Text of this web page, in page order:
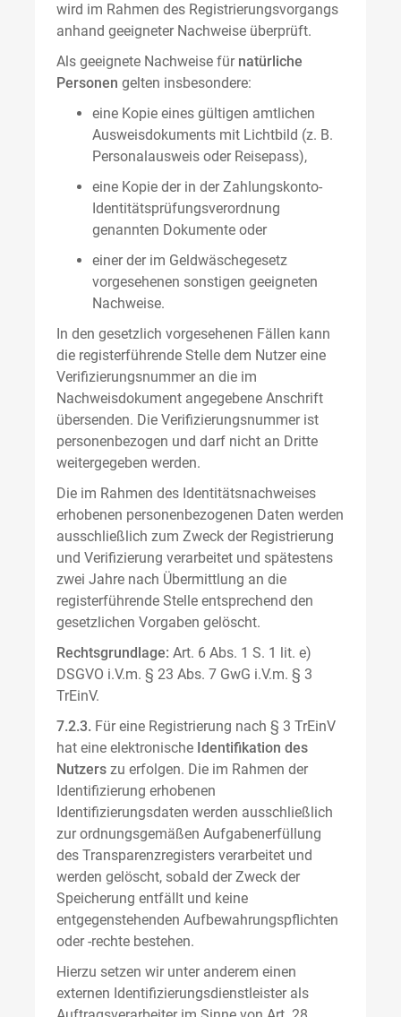
wird im Rahmen des Registrierungsvorgangs
anhand geeigneter Nachweise überprüft.
Als geeignete Nachweise für natürliche
Personen gelten insbesondere:
eine Kopie eines gültigen amtlichen
Ausweisdokuments mit Lichtbild (z. B.
Personalausweis oder Reisepass),
eine Kopie der in der Zahlungskonto-
Identitätsprüfungsverordnung
genannten Dokumente oder
einer der im Geldwäschegesetz
vorgesehenen sonstigen geeigneten
Nachweise.
In den gesetzlich vorgesehenen Fällen kann
die registerführende Stelle dem Nutzer eine
Verifizierungsnummer an die im
Nachweisdokument angegebene Anschrift
übersenden. Die Verifizierungsnummer ist
personenbezogen und darf nicht an Dritte
weitergegeben werden.
Die im Rahmen des Identitätsnachweises
erhobenen personenbezogenen Daten werden
ausschließlich zum Zweck der Registrierung
und Verifizierung verarbeitet und spätestens
zwei Jahre nach Übermittlung an die
registerführende Stelle entsprechend den
gesetzlichen Vorgaben gelöscht.
Rechtsgrundlage: Art. 6 Abs. 1 S. 1 lit. e)
DSGVO i.V.m. § 23 Abs. 7 GwG i.V.m. § 3
TrEinV.
7.2.3. Für eine Registrierung nach § 3 TrEinV
hat eine elektronische Identifikation des
Nutzers zu erfolgen. Die im Rahmen der
Identifizierung erhobenen
Identifizierungsdaten werden ausschließlich
zur ordnungsgemäßen Aufgabenerfüllung
des Transparenzregisters verarbeitet und
werden gelöscht, sobald der Zweck der
Speicherung entfällt und keine
entgegenstehenden Aufbewahrungspflichten
oder -rechte bestehen.
Hierzu setzen wir unter anderem einen
externen Identifizierungsdienstleister als